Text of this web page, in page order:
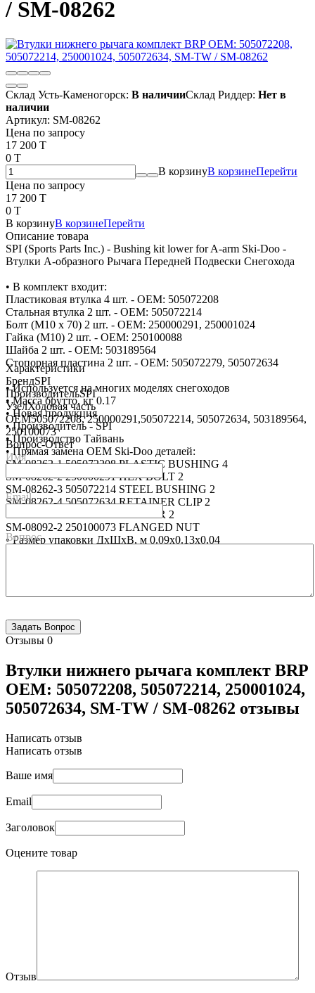
/ SM-08262
Склад Усть-Каменогорск: В наличииСклад Риддер: Нет в
наличии
Артикул: SM-08262
Цена по запросу
17 200 T
0 T
В корзинуВ корзинеПерейти
Цена по запросу
17 200 T
0 T
В корзинуВ корзинеПерейти
Описание товара
SPI (Sports Parts Inc.) - Bushing kit lower for A-arm Ski-Doo -
Втулки А-образного Рычага Передней Подвески Снегохода
• В комплект входит:
Пластиковая втулка 4 шт. - OEM: 505072208
Стальная втулка 2 шт. - OEM: 505072214
Болт (М10 х 70) 2 шт. - OEM: 250000291, 250001024
Гайка (М10) 2 шт. - OEM: 250100088
Шайба 2 шт. - OEM: 503189564
Стопорная пластина 2 шт. - OEM: 505072279, 505072634
• Используется на многих моделях снегоходов
• Масса брутто, кг 0.17
• Новая продукция
• Производитель - SPI
• Производство Тайвань
• Прямая замена OEM Ski-Doo деталей:
SM-08262-1 505072208 PLASTIC BUSHING 4
SM-08262-2 250000291 HEX BOLT 2
SM-08262-3 505072214 STEEL BUSHING 2
SM-08262-4 505072634 RETAINER CLIP 2
SM-08262-5 503189564 WASHER 2
SM-08092-2 250100073 FLANGED NUT
• Размер упаковки ДхШхВ, м 0.09x0.13x0.04
Характеристики
БрендSPI
ПроизводительSPI
УзелХодовая часть
OEM505072208, 250000291,505072214, 505072634, 503189564,
250100073
Вопрос-Ответ
Имя
Email
Вопрос
Отзывы 0
Втулки нижнего рычага комплект BRP
OEM: 505072208, 505072214, 250001024,
505072634, SM-TW / SM-08262 отзывы
Написать отзыв
Написать отзыв
Ваше имя
Email
Заголовок
Оцените товар
Отзыв